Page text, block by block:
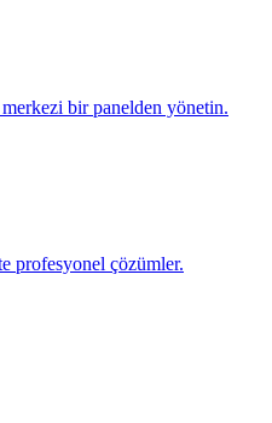
bir panelden yönetin.
profesyonel çözümler.